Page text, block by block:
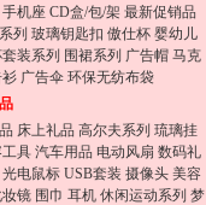
手机座 CD盒/包/架 最新促销品
列 玻璃钥匙扣 傲仕杯 婴幼儿
装系列 围裙系列 广告帽 马克
广告伞 环保无纺布袋
床上礼品 高尔夫系列 琉璃挂
具 汽车用品 电动风扇 数码礼
光电鼠标 USB套装 摄像头 美容
镜 围巾 耳机 休闲运动系列 梦